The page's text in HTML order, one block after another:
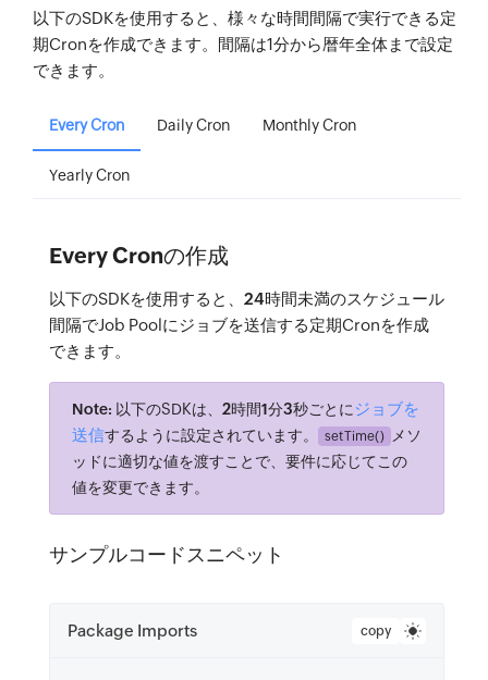
以下のSDKを使用すると、様々な時間間隔で実行できる定
期Cronを作成できます。間隔は1分から暦年全体まで設定
できます。
Every Cron
Every Cronの作成
以下のSDKを使用すると、 24時間未満のスケジュール
間隔でJob Poolにジョブを送信する定期Cronを作成
できます。
Note: 以下のSDKは、 2時間1分3秒ごとに ジョブを
送信するように設定されています。 setTime()
メソ
ッドに適切な値を渡すことで、要件に応じてこの
値を変更できます。
サンプルコードスニペット
Package Imports copy
Daily Cron Monthly Cron
Yearly Cron